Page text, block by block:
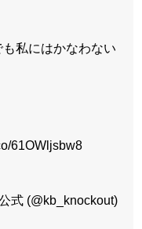
も私にはかなわない
61OWljsbw8
式 (@kb_knockout)